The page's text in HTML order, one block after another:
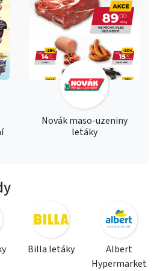
Novák maso-uzeniny
letáky
Billa letáky
Albert
Hypermarket